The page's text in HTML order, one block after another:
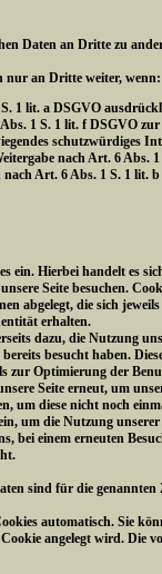
Daten an Dritte zu
nur an Dritte weiter, wenn:
1 lit. a DSGVO
1 S. 1 lit. f DSGVO
schutzwürdiges
nach Art. 6 Abs.
nach Art. 6 Abs. 1 S. 1
ein. Hierbei handelt es
Seite besuchen.
abgelegt, die sich
erhalten.
dazu, die Nutzung
besucht haben.
zur Optimierung der
Seite erneut, um
um diese nicht noch
um die Nutzung
bei einem erneuten
sind für die
automatisch. Sie
angelegt wird. Die